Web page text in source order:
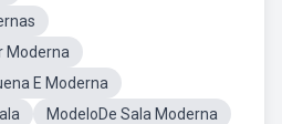
Moderna
E Moderna
ModeloDe Sala Moderna